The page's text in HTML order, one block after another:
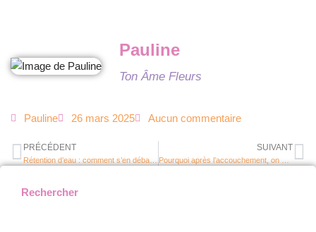
Pauline
Ton Âme Fleurs
Pauline 26 mars 2025 Aucun commentaire
PRÉCÉDENT SUIVANT
Rechercher